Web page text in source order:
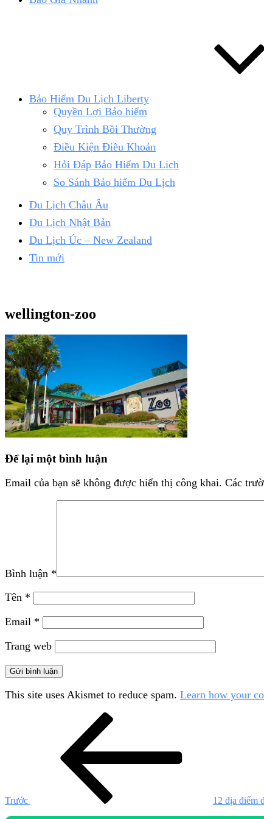
Bảo Hiểm Du Lịch Liberty
Quyền Lợi Bảo hiểm
Quy Trình Bồi Thường
Điều Kiện Điều Khoản
Hỏi Đáp Bảo Hiểm Du Lịch
So Sánh Bảo hiểm Du Lịch
Du Lịch Châu Âu
Du Lịch Nhật Bản
Du Lịch Úc – New Zealand
Tin mới
wellington-zoo
Để lại một bình luận
Email của bạn sẽ không được hiển thị công khai. Các
Bình luận *
Tên *
Email *
Trang web
This site uses Akismet to reduce spam. Learn how your
Trước 12 địa điểm